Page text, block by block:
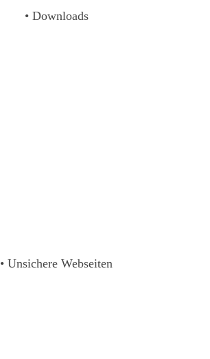
• Downloads
• Unsichere Webseiten